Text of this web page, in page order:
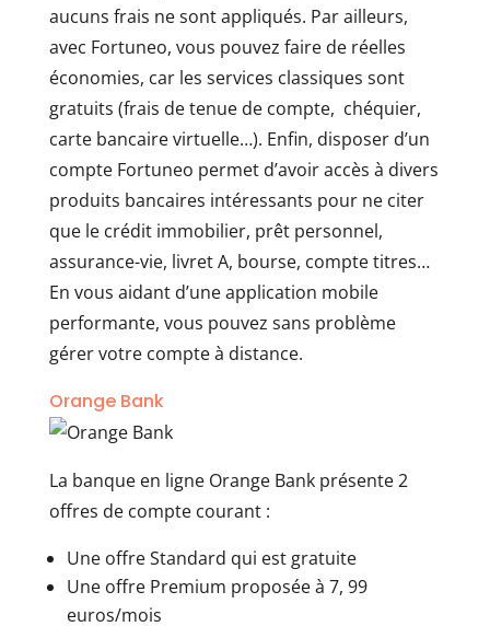
aucuns frais ne sont appliqués. Par ailleurs,
avec Fortuneo, vous pouvez faire de réelles
économies, car les services classiques sont
gratuits (frais de tenue de compte, chéquier,
carte bancaire virtuelle…). Enfin, disposer d’un
compte Fortuneo permet d’avoir accès à divers
produits bancaires intéressants pour ne citer
que le crédit immobilier, prêt personnel,
assurance-vie, livret A, bourse, compte titres…
En vous aidant d’une application mobile
performante, vous pouvez sans problème
gérer votre compte à distance.
Orange Bank
La banque en ligne Orange Bank présente 2
offres de compte courant :
Une offre Standard qui est gratuite
Une offre Premium proposée à 7, 99
euros/mois